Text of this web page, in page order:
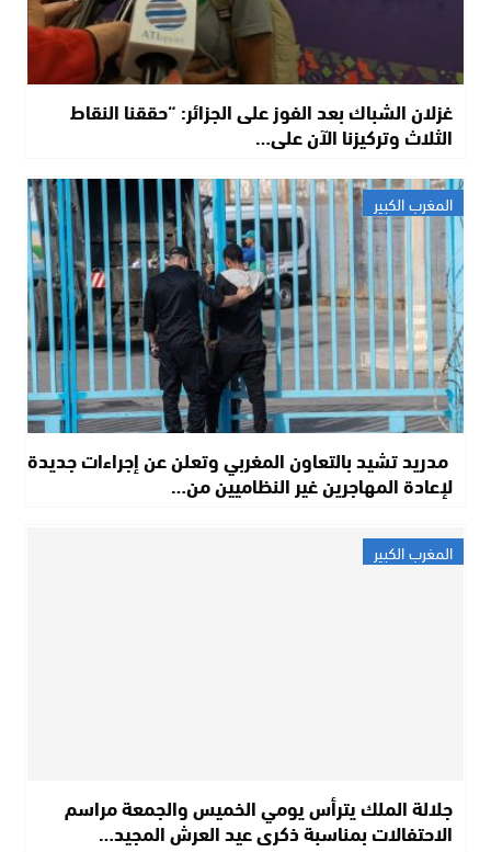
غزلان الشباك بعد الفوز على الجزائر: “حققنا النقاط
الثلاث وتركيزنا الآن على…
المغرب الكبير
مدريد تشيد بالتعاون المغربي وتعلن عن إجراءات جديدة
لإعادة المهاجرين غير النظاميين من…
المغرب الكبير
جلالة الملك يترأس يومي الخميس والجمعة مراسم
الاحتفالات بمناسبة ذكرى عيد العرش المجيد…